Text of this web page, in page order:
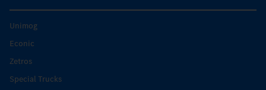
Unimog
Econic
Zetros
Special Trucks